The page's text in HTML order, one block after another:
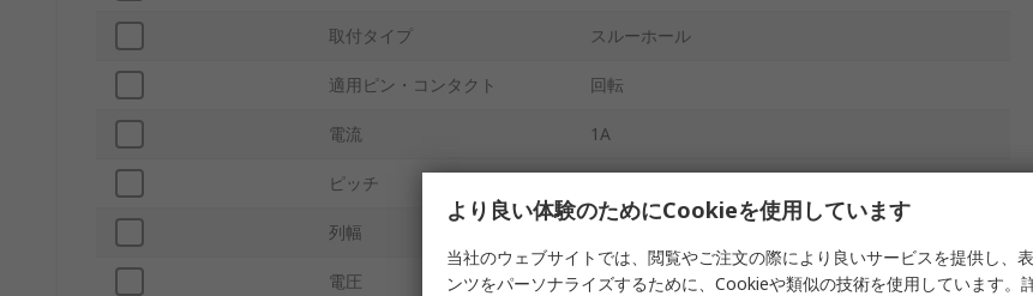
取付タイプ スルーホール
適用ピン・コンタクト 回転
電流 1A
ピッチ
列幅
電圧 100, 150V ac
より良い体験のためにCookieを使用しています
当社のウェブサイトでは、閲覧やご注文の際により良いサービスを提供し、
ンツをパーソナライズするために、Cookieや類似の技術を使用しています。